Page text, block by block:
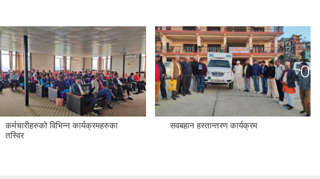
कर्मचारीहरुको विभिन्न कार्यक्रमहरुका
तस्विर
सवबहान हस्तान्तरण कार्यक्रम